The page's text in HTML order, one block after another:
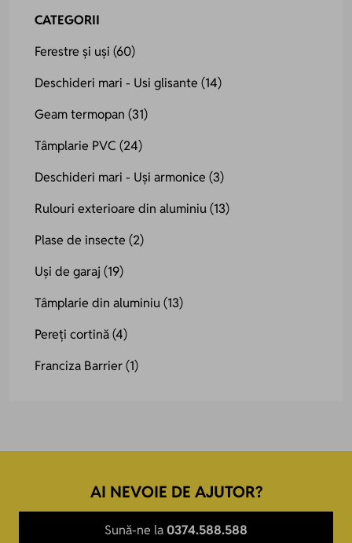
CATEGORII
Ferestre și uși (60)
Deschideri mari - Usi glisante (14)
Geam termopan (31)
Tâmplarie PVC (24)
Deschideri mari - Uși armonice (3)
Rulouri exterioare din aluminiu(13)
Plase de insecte (2)
Uși de garaj(19)
Tâmplarie din aluminiu(13)
Pereți cortină(4)
Franciza Barrier(1)
AI NEVOIE DE AJUTOR?
Sună-ne la 0374.588.588